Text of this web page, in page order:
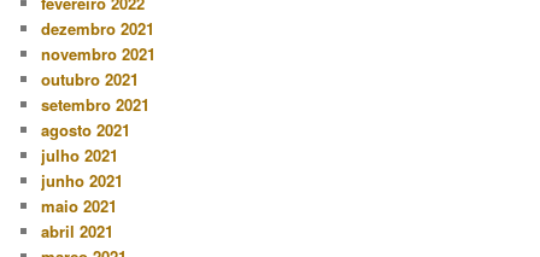
dezembro 2021
novembro 2021
outubro 2021
setembro 2021
agosto 2021
julho 2021
junho 2021
maio 2021
abril 2021